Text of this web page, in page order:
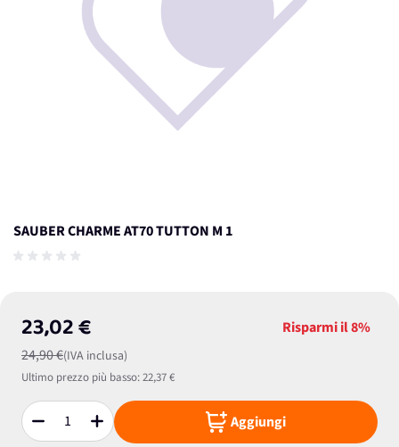
SAUBER CHARME AT70 TUTTON M 1
23,02 €
24,90 €(IVA inclusa)
Risparmi il8%
Ultimo prezzo più basso:22,37 €
Quantità Aggiungi